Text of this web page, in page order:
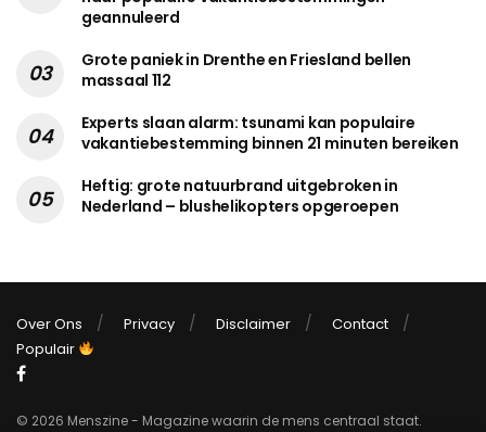
geannuleerd
Grote paniek in Drenthe en Friesland bellen
massaal 112
Experts slaan alarm: tsunami kan populaire
vakantiebestemming binnen 21 minuten bereiken
Heftig: grote natuurbrand uitgebroken in
Nederland – blushelikopters opgeroepen
Over Ons Privacy Disclaimer
Contact
Populair
© 2026 Menszine - Magazine waarin de mens centraal staat.